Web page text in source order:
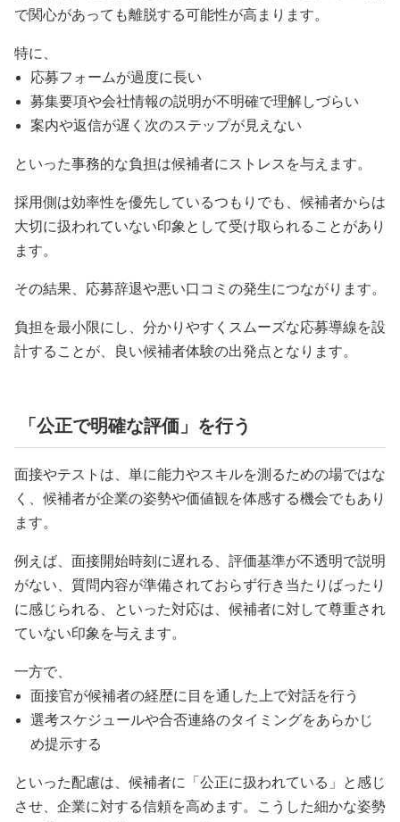
で関心があっても離脱する可能性が高まります。
特に、
応募フォームが過度に長い
募集要項や会社情報の説明が不明確で理解しづらい
案内や返信が遅く次のステップが見えない
といった事務的な負担は候補者にストレスを与えます。
採用側は効率性を優先しているつもりでも、候補者からは
大切に扱われていない印象として受け取られることがあり
ます。
その結果、応募辞退や悪い口コミの発生につながります。
負担を最小限にし、分かりやすくスムーズな応募導線を設
計することが、良い候補者体験の出発点となります。
「公正で明確な評価」を行う
面接やテストは、単に能力やスキルを測るための場ではな
く、候補者が企業の姿勢や価値観を体感する機会でもあり
ます。
例えば、面接開始時刻に遅れる、評価基準が不透明で説明
がない、質問内容が準備されておらず行き当たりばったり
に感じられる、といった対応は、候補者に対して尊重され
ていない印象を与えます。
一方で、
面接官が候補者の経歴に目を通した上で対話を行う
選考スケジュールや合否連絡のタイミングをあらかじ
め提示する
といった配慮は、候補者に「公正に扱われている」と感じ
させ、企業に対する信頼を高めます。こうした細かな姿勢